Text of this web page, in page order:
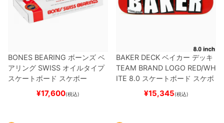
BONES BEARING ボーンズ ベ
アリング SWISS オイルタイプ
スケートボード スケボー
¥17,600(税込)
BAKER DECK ベイカー デッキ
TEAM BRAND LOGO RED/WH
ITE 8.0 スケートボード スケボ
¥15,345(税込)